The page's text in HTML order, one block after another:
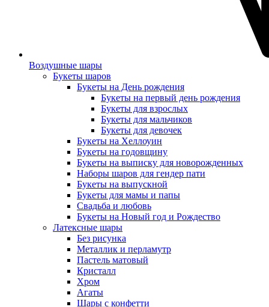
Воздушные шары
Букеты шаров
Букеты на День рождения
Букеты на первый день рождения
Букеты для взрослых
Букеты для мальчиков
Букеты для девочек
Букеты на Хеллоуин
Букеты на годовщину
Букеты на выписку для новорожденных
Наборы шаров для гендер пати
Букеты на выпускной
Букеты для мамы и папы
Свадьба и любовь
Букеты на Новый год и Рождество
Латексные шары
Без рисунка
Металлик и перламутр
Пастель матовый
Кристалл
Хром
Агаты
Шары с конфетти